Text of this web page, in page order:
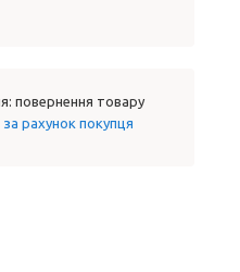
повернення товару
за рахунок покупця